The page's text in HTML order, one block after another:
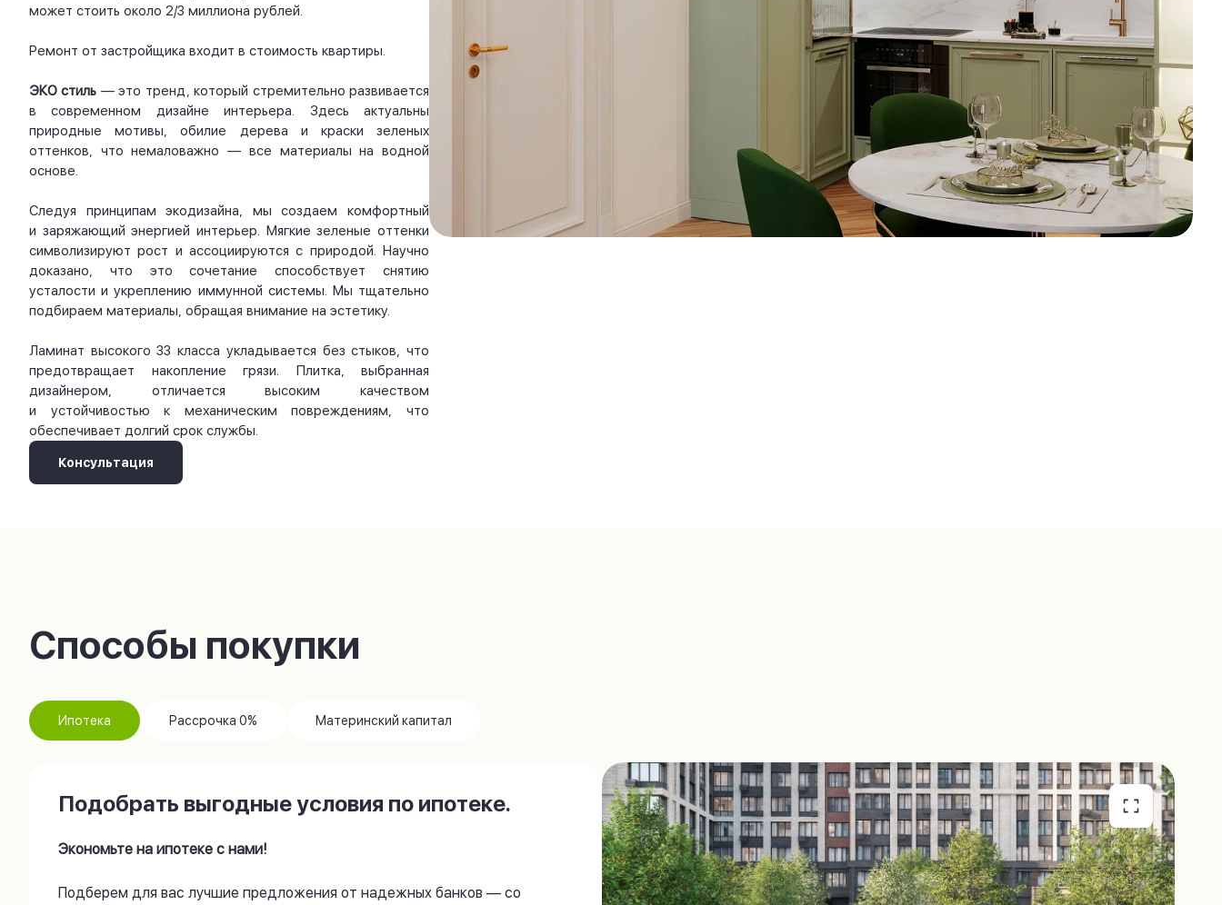
может стоить около 2/3 миллиона рублей.
Ремонт от застройщика входит в стоимость квартиры.
ЭКО стиль — это тренд, который стремительно развивается
в современном дизайне интерьера. Здесь актуальны
природные мотивы, обилие дерева и краски зеленых
оттенков, что немаловажно — все материалы на водной
основе.
Следуя принципам экодизайна, мы создаем комфортный
и заряжающий энергией интерьер. Мягкие зеленые оттенки
символизируют рост и ассоциируются с природой. Научно
доказано, что это сочетание способствует снятию
усталости и укреплению иммунной системы. Мы тщательно
подбираем материалы, обращая внимание на эстетику.
Ламинат высокого 33 класса укладывается без стыков, что
предотвращает накопление грязи. Плитка, выбранная
дизайнером, отличается высоким качеством
и устойчивостью к механическим повреждениям, что
обеспечивает долгий срок службы.
Консультация
Способы покупки
Ипотека Рассрочка 0% Материнский капитал
Подобрать выгодные условия по ипотеке.
Экономьте на ипотеке с нами!
Подберем для вас лучшие предложения от надежных банков — со